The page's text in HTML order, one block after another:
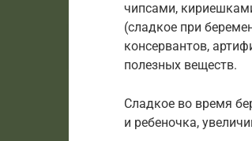
чипсами,
(сладкое при
консервантов,
полезных веществ.
Сладкое во время
и ребеночка,